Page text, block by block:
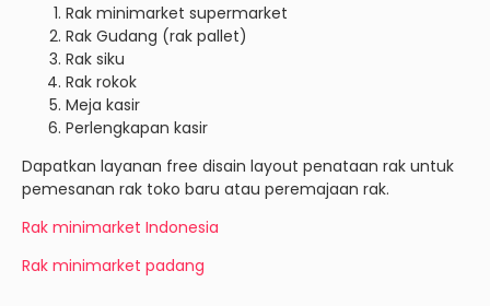
Rak minimarket supermarket
Rak Gudang (rak pallet)
Rak siku
Rak rokok
Meja kasir
Perlengkapan kasir
Dapatkan layanan free disain layout penataan rak untuk
pemesanan rak toko baru atau peremajaan rak.
Rak minimarket Indonesia
Rak minimarket padang